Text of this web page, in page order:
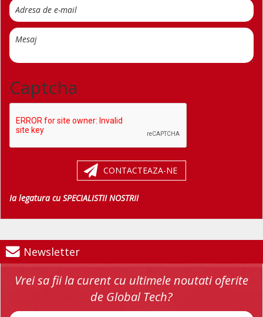
Captcha
CONTACTEAZA-NE
Ia legatura cu SPECIALISTII NOSTRII
Newsletter
Vrei sa fii la curent cu ultimele noutati oferite
de Global Tech?